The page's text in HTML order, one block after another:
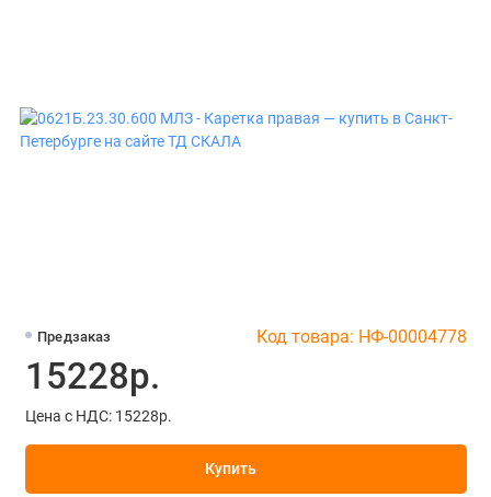
Предзаказ Код товара: НФ-00004778
15228р.
Цена с НДС: 15228р.
Купить